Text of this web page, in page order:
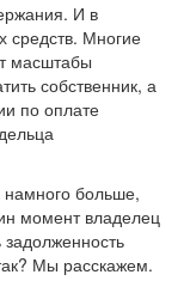
И в
средств. Многие
масштабы
собственник, а
по оплате
намного больше,
момент владелец
Мы расскажем.